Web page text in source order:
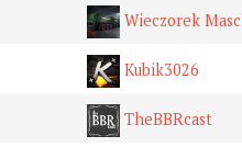
Wieczorek
Kubik3026
TheBBRcast